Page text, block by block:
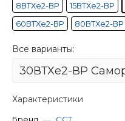
8ВТХe2-ВР 15ВТХe2-ВР
60ВТХe2-ВР
80ВТХe2-ВР
Все варианты:
Характеристики